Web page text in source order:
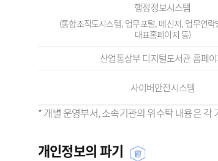
행정정보시스템
(통합조직도시스템, 업무포털, 메신저, 업무연
대표홈페이지 등)
산업통상부 디지털도서관 홈페
사이버안전시스템
* 개별 운영부서, 소속기관의 위수탁 내용은 각
개인정보의 파기